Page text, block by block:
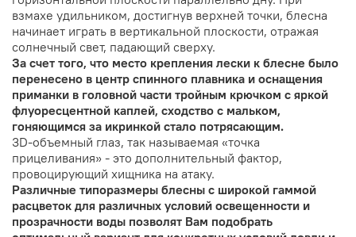
взмахе удильником, достигнув верхней точки, блесна
начинает играть в вертикальной плоскости, отражая
солнечный свет, падающий сверху.
За счет того, что место крепления лески к блесне было
перенесено в центр спинного плавника и оснащения
приманки в головной части тройным крючком с яркой
флуоресцентной каплей, сходство с мальком,
гоняющимся за икринкой стало потрясающим.
3D-объемный глаз, так называемая «точка
прицеливания» - это дополнительный фактор,
провоцирующий хищника на атаку.
Различные типоразмеры блесны с широкой гаммой
расцветок для различных условий освещенности и
прозрачности воды позволят Вам подобрать